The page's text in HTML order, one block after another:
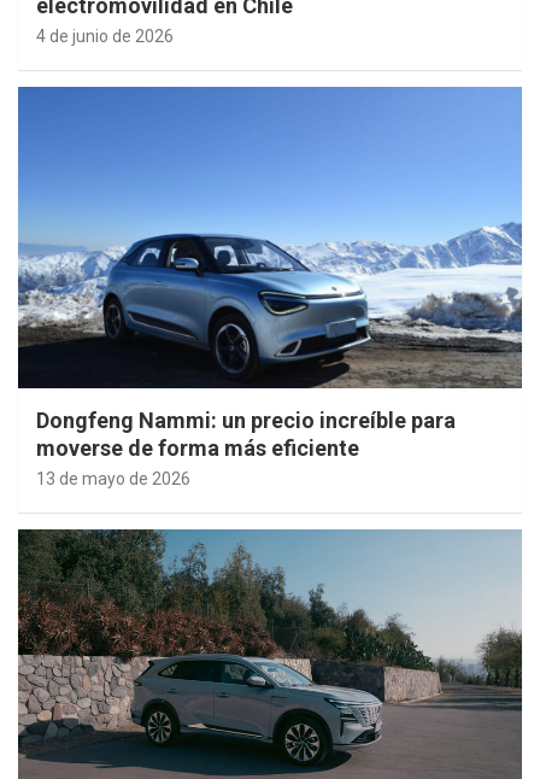
4 de junio de 2026
Dongfeng Nammi: un precio increíble para
moverse de forma más eficiente
13 de mayo de 2026